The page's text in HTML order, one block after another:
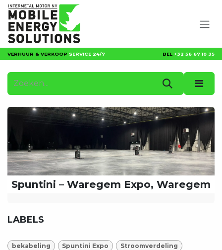
Overslaan naar inhoud
VERHUUR & VERKOOP SERVICE 24/7 BEL +32 56 67 10 35
Spuntini – Waregem Expo, Waregem
LABELS
bekabeling Spuntini Expo Stroomverdeling